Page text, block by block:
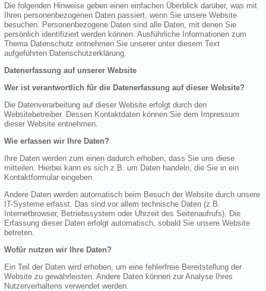
Die folgenden Hinweise geben einen einfachen Überblick darüber, was mit
Ihren personenbezogenen Daten passiert, wenn Sie unsere Website
besuchen. Personenbezogene Daten sind alle Daten, mit denen Sie
persönlich identifiziert werden können. Ausführliche Informationen zum
Thema Datenschutz entnehmen Sie unserer unter diesem Text
aufgeführten Datenschutzerklärung.
Datenerfassung auf unserer Website
Wer ist verantwortlich für die Datenerfassung auf dieser Website?
Die Datenverarbeitung auf dieser Website erfolgt durch den
Websitebetreiber. Dessen Kontaktdaten können Sie dem Impressum
dieser Website entnehmen.
Wie erfassen wir Ihre Daten?
Ihre Daten werden zum einen dadurch erhoben, dass Sie uns diese
mitteilen. Hierbei kann es sich z.B. um Daten handeln, die Sie in ein
Kontaktformular eingeben.
Andere Daten werden automatisch beim Besuch der Website durch unsere
IT-Systeme erfasst. Das sind vor allem technische Daten (z.B.
Internetbrowser, Betriebssystem oder Uhrzeit des Seitenaufrufs). Die
Erfassung dieser Daten erfolgt automatisch, sobald Sie unsere Website
betreten.
Wofür nutzen wir Ihre Daten?
Ein Teil der Daten wird erhoben, um eine fehlerfreie Bereitstellung der
Website zu gewährleisten. Andere Daten können zur Analyse Ihres
Nutzerverhaltens verwendet werden.